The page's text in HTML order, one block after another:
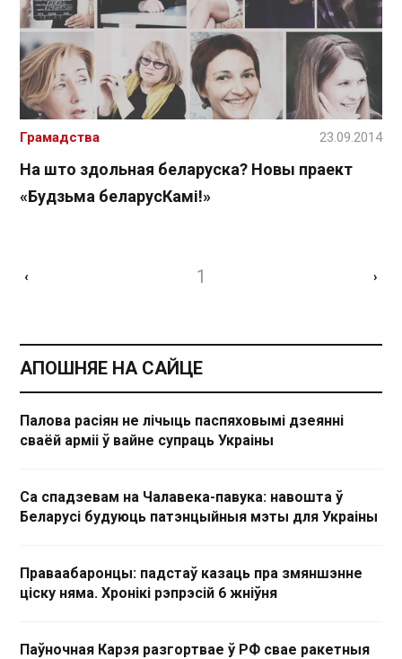
На што здольная беларуска? Новы праект
«Будзьма беларусКамі!»
Грамадства 23.09.2014
‹ 1 ›
АПОШНЯЕ НА САЙЦЕ
Палова расіян не лічыць паспяховымі дзеянні
сваёй арміі ў вайне супраць Украіны
Са спадзевам на Чалавека-павука: навошта ў
Беларусі будуюць патэнцыйныя мэты для Украіны
Праваабаронцы: падстаў казаць пра змяншэнне
ціску няма. Хронікі рэпрэсій 6 жніўня
Паўночная Карэя разгортвае ў РФ свае ракетныя